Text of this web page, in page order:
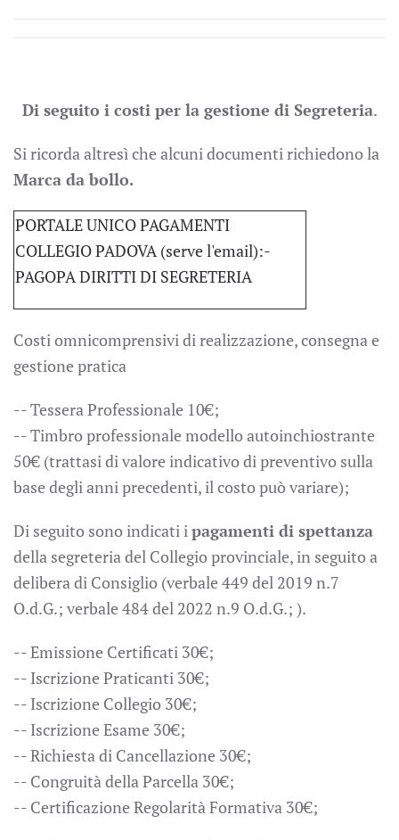
Di seguito i costi per la gestione di Segreteria.
Si ricorda altresì che alcuni documenti richiedono la
Marca da bollo.
PORTALE UNICO PAGAMENTI
COLLEGIO PADOVA (serve l'email):-
PAGOPA DIRITTI DI SEGRETERIA
Costi omnicomprensivi di realizzazione, consegna e
gestione pratica
-- Tessera Professionale 10€;
-- Timbro professionale modello autoinchiostrante
50€ (trattasi di valore indicativo di preventivo sulla
base degli anni precedenti, il costo può variare);
Di seguito sono indicati ipagamenti di spettanza
della segreteria del Collegio provinciale, in seguito a
delibera di Consiglio (verbale 449 del 2019 n.7
O.d.G.; verbale 484 del 2022 n.9 O.d.G.; ).
-- Emissione Certificati 30€;
-- Iscrizione Praticanti 30€;
-- Iscrizione Collegio 30€;
-- Iscrizione Esame 30€;
-- Richiesta di Cancellazione 30€;
-- Congruità della Parcella 30€;
-- Certificazione Regolarità Formativa 30€;